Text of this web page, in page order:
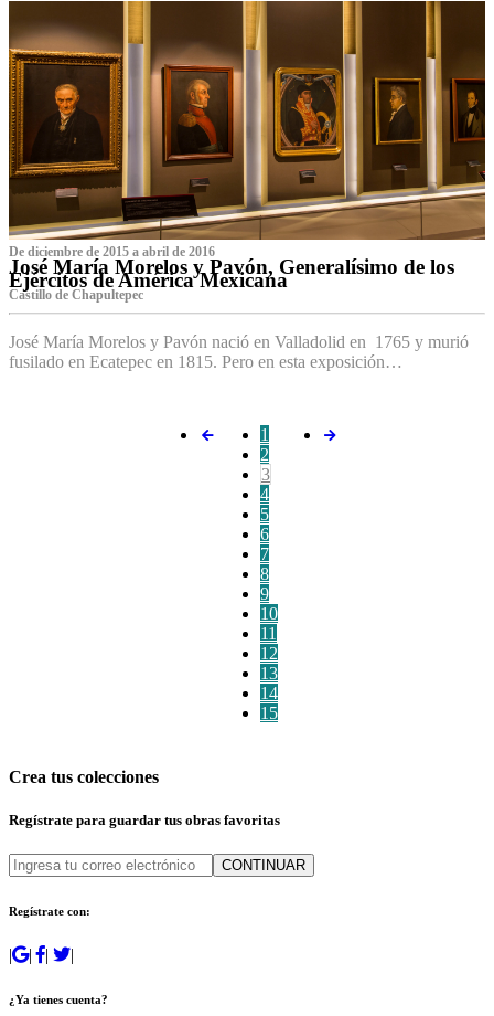
De diciembre de 2015 a abril de 2016
José María Morelos y Pavón, Generalísimo de los
Ejércitos de América Mexicana
C‌astillo de Chapultepec
José María Morelos y Pavón nació en Valladolid en 1765 y murió
fusilado en Ecatepec en 1815. Pero en esta exposición…
1
2
3
4
5
6
7
8
9
10
11
12
13
14
15
Crea tus colecciones
Regístrate para guardar tus obras favoritas
CONTINUAR
Regístrate con:
| | | |
¿Ya tienes cuenta?